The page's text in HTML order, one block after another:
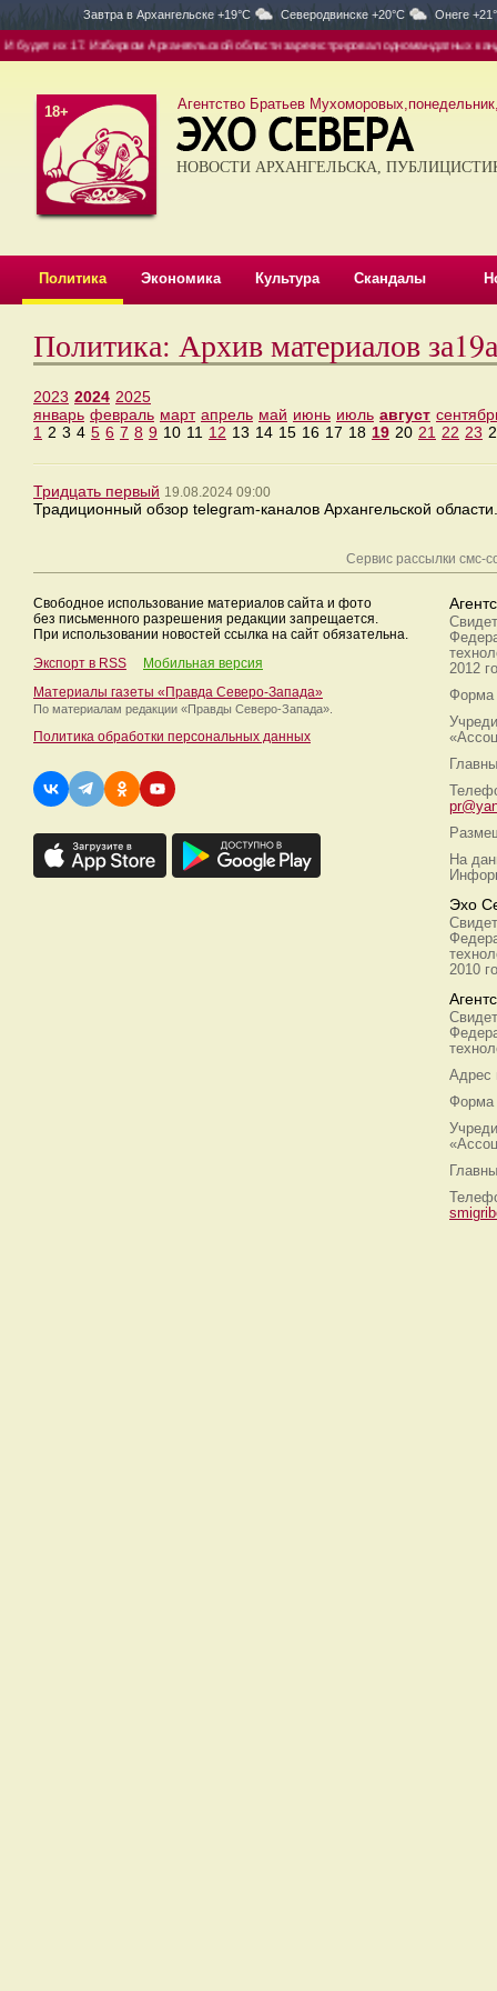
Завтра в Архангельске +19°C Северодвинске +20°C Онеге
их 17. Избирком Архангельской области зарегистрировал одномандатных
18+ Агентство Братьев
НОВОСТИ АРХАНГЕЛЬСКА,
Политика Экономика Культура Скандалы
Политика: Архив материалов
2023 2024 2025
январь февраль март апрель май июнь июль август
1 2 3 4 5 6 7 8 9 10 11 12 13 14 15 16 17 18 19 20 21 22 23
Тридцать первый 19.08.2024 09:00
Традиционный обзор telegram-каналов Архангельской области.
Сервис рассылки смс-
Свободное использование материалов сайта и фото
без письменного разрешения редакции запрещается.
При использовании новостей ссылка на сайт обязательна.
Экспорт в RSS
Мобильная версия
Материалы газеты «Правда Северо-Запада»
По материалам редакции «Правды Северо-Запада».
Политика обработки персональных данных
2012
Форма
На
Эхо
2010
Адрес
Форма